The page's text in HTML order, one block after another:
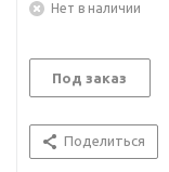
Нет в наличии
Под заказ
Поделиться